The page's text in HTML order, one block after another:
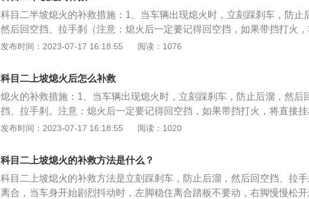
手刹。2、在准备起步的时候，不要着急，脚踩住刹车的不要松，等待离
到一定程度的时候才能松刹车。当车身抖动厉害时，确定能安全起步时，
松刹车。
科目二半坡熄火的补救措施：1、当车辆出现熄火时，立刻踩刹车，防止
然后回空挡、拉手刹（注意：熄火后一定要记得回空挡，如果带挡打火
挂科。）2、快速平复心态，回忆下练习时的场景，思考重新起步的操作
慢松开刹车。如果车辆开始往前走，就不要再抬离合；如果车辆静止不动
抬一点离合，直到开始向前行驶为止。（注意：离合器要抬得慢，过快易
火。）4、若是起步时离合器踏板抬得太低，还达不到半联动位置，松脚
时，车可能会后溜。为了控制后溜的距离(超过20厘米就不合格)，一定要
脚刹车，当发觉车有后溜苗头时，能及时踩紧刹车，使车停住，再将离合
止。5、若是起步时离合器踏板抬得太高，已经超过半联动位置，快松脚
时，起步太快，可能会熄火。为了避免熄火，一定要慢慢松离合，使车缓
进，一般可以避免熄火。6、挂上一档后首先给油，把油门踩到1500-2000
发布时间：2023-07-17 16:18:55 阅读：1076
科目二上坡熄火后怎么补救
熄火的补救措施：1、当车辆出现熄火时，立刻踩刹车，防止后溜，然后
挡、拉手刹。注意：熄火后一定要记得回空挡，如果带挡打火，将直接挂
2、快速平复心态，回忆下练习时的场景，思考重新起步的操作顺序，快
车。如果车辆开始往前走，就不要再抬离合；如果车辆静止不动，就多抬
合，直到开始向前行驶为止。
发布时间：2023-07-17 16:18:55 阅读：1020
科目二上坡熄火的补救方法是什么？
科目二上坡熄火的补救方法是立刻踩刹车，防止后溜，然后回空挡、拉
离合，当车身开始剧烈抖动时，左脚稳住离合踏板不要动，右脚慢慢松开